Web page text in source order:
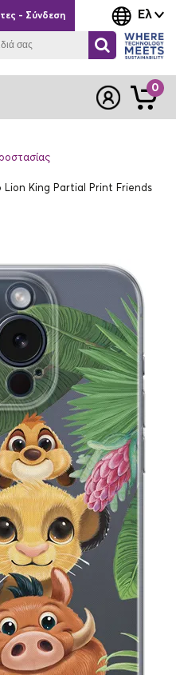
Ελ
- Σύνδεση
0
Lion King Partial Print Friends